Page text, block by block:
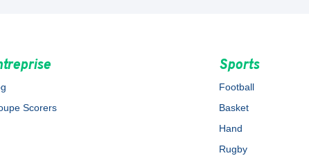
Scorers
Sports
Football
Basket
Hand
Rugby